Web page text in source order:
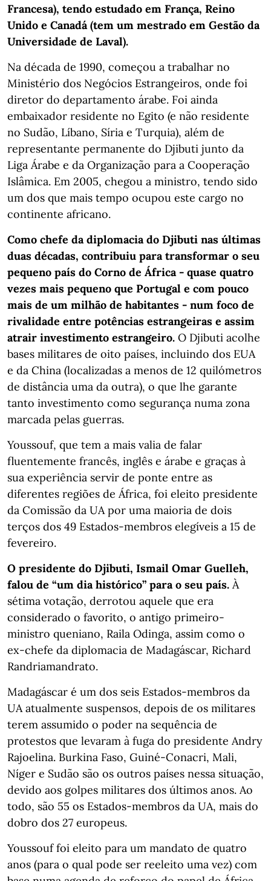
Francesa), tendo estudado em França, Reino
Unido e Canadá (tem um mestrado em Gestão da
Universidade de Laval).
Na década de 1990, começou a trabalhar no
Ministério dos Negócios Estrangeiros, onde foi
diretor do departamento árabe. Foi ainda
embaixador residente no Egito (e não residente
no Sudão, Líbano, Síria e Turquia), além de
representante permanente do Djibuti junto da
Liga Árabe e da Organização para a Cooperação
Islâmica. Em 2005, chegou a ministro, tendo sido
um dos que mais tempo ocupou este cargo no
continente africano.
Como chefe da diplomacia do Djibuti nas últimas
duas décadas, contribuiu para transformar o seu
pequeno país do Corno de África - quase quatro
vezes mais pequeno que Portugal e com pouco
mais de um milhão de habitantes - num foco de
rivalidade entre potências estrangeiras e assim
atrair investimento estrangeiro. O Djibuti acolhe
bases militares de oito países, incluindo dos EUA
e da China (localizadas a menos de 12 quilómetros
de distância uma da outra), o que lhe garante
tanto investimento como segurança numa zona
marcada pelas guerras.
Youssouf, que tem a mais valia de falar
fluentemente francês, inglês e árabe e graças à
sua experiência servir de ponte entre as
diferentes regiões de África, foi eleito presidente
da Comissão da UA por uma maioria de dois
terços dos 49 Estados-membros elegíveis a 15 de
fevereiro.
O presidente do Djibuti, Ismail Omar Guelleh,
falou de “um dia histórico” para o seu país. À
sétima votação, derrotou aquele que era
considerado o favorito, o antigo primeiro-
ministro queniano, Raila Odinga, assim como o
ex-chefe da diplomacia de Madagáscar, Richard
Randriamandrato.
Madagáscar é um dos seis Estados-membros da
UA atualmente suspensos, depois de os militares
terem assumido o poder na sequência de
protestos que levaram à fuga do presidente Andry
Rajoelina. Burkina Faso, Guiné-Conacri, Mali,
Níger e Sudão são os outros países nessa situação,
devido aos golpes militares dos últimos anos. Ao
todo, são 55 os Estados-membros da UA, mais do
dobro dos 27 europeus.
Youssouf foi eleito para um mandato de quatro
anos (para o qual pode ser reeleito uma vez) com